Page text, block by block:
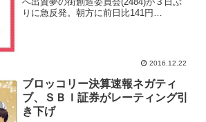
りに急反発。朝方に前日比141円
2016.12.22
ブロッコリー決算速報ネガティ
ブ、ＳＢＩ証券がレーティング引
き下げ